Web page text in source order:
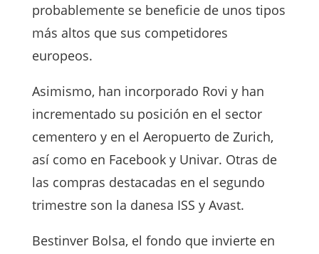
probablemente se beneficie de unos tipos
más altos que sus competidores
europeos.
Asimismo, han incorporado Rovi y han
incrementado su posición en el sector
cementero y en el Aeropuerto de Zurich,
así como en Facebook y Univar. Otras de
las compras destacadas en el segundo
trimestre son la danesa ISS y Avast.
Bestinver Bolsa, el fondo que invierte en